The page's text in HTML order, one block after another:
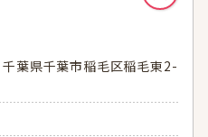
葉県千葉市稲毛区稲毛東2-